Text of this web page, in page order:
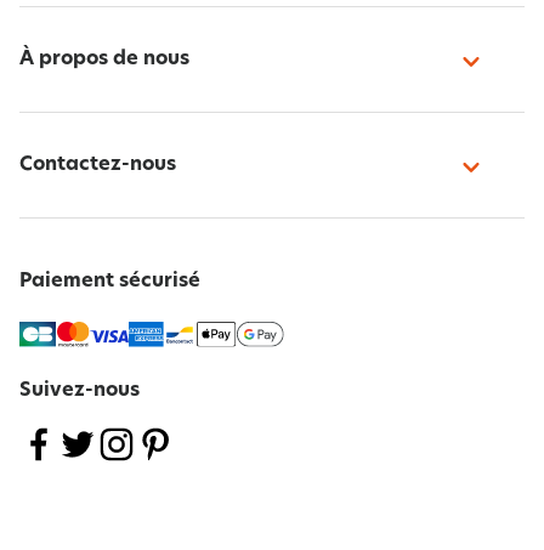
À propos de nous
Contactez-nous
Paiement sécurisé
Suivez-nous